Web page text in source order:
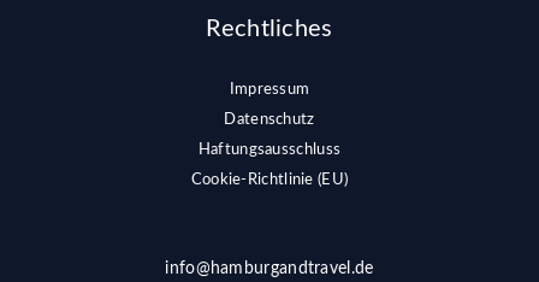
Rechtliches
Impressum
Datenschutz
Haftungsausschluss
Cookie-Richtlinie (EU)
info@hamburgandtravel.de